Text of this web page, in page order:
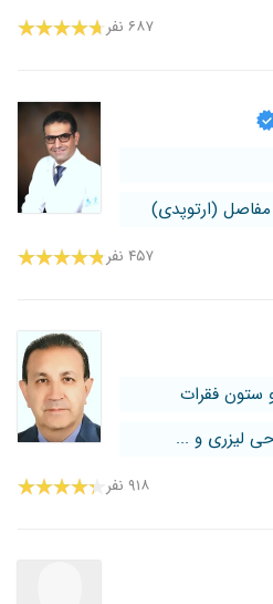
۶۸۷ نفر
(ارتوپدی)
۴۵۷ نفر
فقرات
لیزری و ...
۹۱۸ نفر